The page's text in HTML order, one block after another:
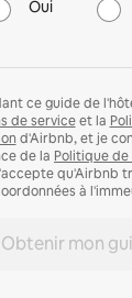
Oui
ce guide de
de serviceet la
d'Airbnb, et je
de la Politique
qu'Airbnb
à
Obtenir mon